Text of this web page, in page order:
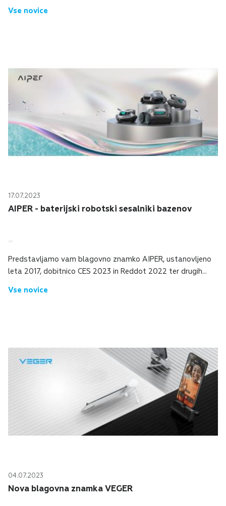
blagovne znamke NUC. Kot pooblaščen...
Vse novice
17.07.2023
AIPER - baterijski robotski sesalniki bazenov
Predstavljamo vam blagovno znamko AIPER, ustanovljeno
leta 2017, dobitnico CES 2023 in Reddot 2022 ter drugih
čiščenja ter vzdrževanja bazeno...
Vse novice
04.07.2023
Nova blagovna znamka VEGER